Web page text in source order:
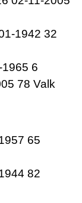
1942 32
6
78 Valk
65
82